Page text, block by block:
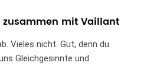
zusammen mit Vaillant
Vieles nicht. Gut, denn du
Gleichgesinnte und